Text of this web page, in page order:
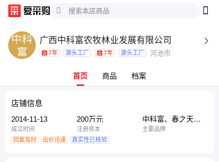
广西中科富农牧林业发展有限公司 
7年 源头工厂 7年 源头工厂 河池市
首页 商品 档案
店铺信息
2014-11-13
成立时间
200万元
注册资本
中科富、春之天、
中科富农
主要品牌
回复及时
出价迅速 真实性已核验